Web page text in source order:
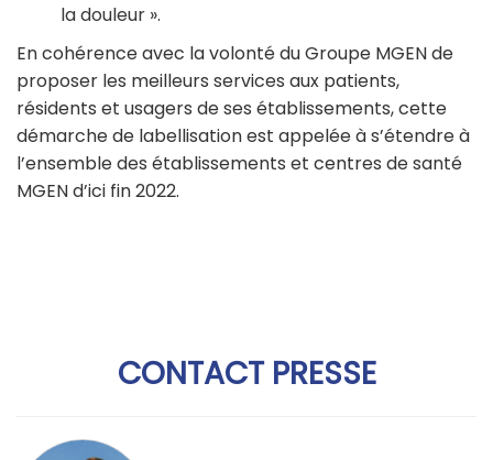
la douleur ».
En cohérence avec la volonté du Groupe MGEN de
proposer les meilleurs services aux patients,
résidents et usagers de ses établissements, cette
démarche de labellisation est appelée à s’étendre à
l’ensemble des établissements et centres de santé
MGEN d’ici fin 2022.
CONTACT PRESSE